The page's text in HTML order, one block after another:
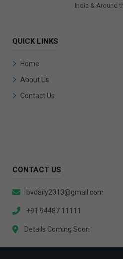
India & Around
QUICK LINKS
Home
About Us
Contact Us
CONTACT US
bvdaily2013@gmail.com
+91 94487 11111
Details Coming Soon